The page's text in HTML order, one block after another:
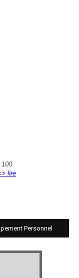
lire
Personnel